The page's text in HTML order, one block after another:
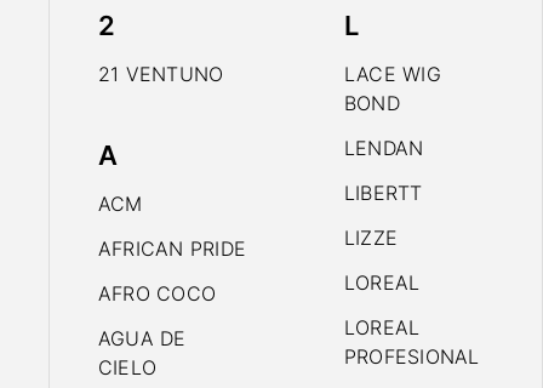
2
21 VENTUNO
A
ACM
AFRICAN PRIDE
AFRO COCO
AGUA DE
CIELO
L
LACE WIG
BOND
LENDAN
LIBERTT
LIZZE
LOREAL
LOREAL
PROFESIONAL